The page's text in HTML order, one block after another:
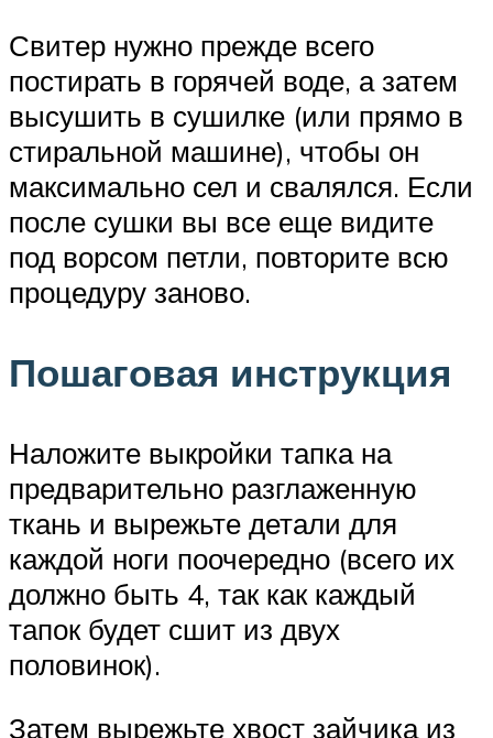
Свитер нужно прежде всего
постирать в горячей воде, а затем
высушить в сушилке (или прямо в
стиральной машине), чтобы он
максимально сел и свалялся. Если
после сушки вы все еще видите
под ворсом петли, повторите всю
процедуру заново.
Пошаговая инструкция
Наложите выкройки тапка на
предварительно разглаженную
ткань и вырежьте детали для
каждой ноги поочередно (всего их
должно быть 4, так как каждый
тапок будет сшит из двух
половинок).
Затем вырежьте хвост зайчика из